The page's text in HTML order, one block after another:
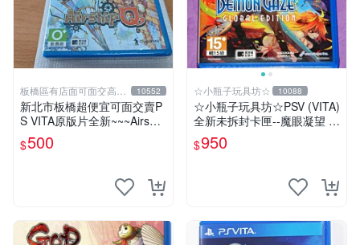
板橋區有店面可面交高價
回收電玩
10552
新北市板橋超便宜可面交賣P
S VITA原版片全新~~~Airship
Q 飛艇之空~~~便宜賣
$500
☆小瓶子玩具坊☆ 10088
☆小瓶子玩具坊☆PSV (VITA)
全新未拆封卡匣--魔眼凝望 Gl
obal Edition 黃金版
$950